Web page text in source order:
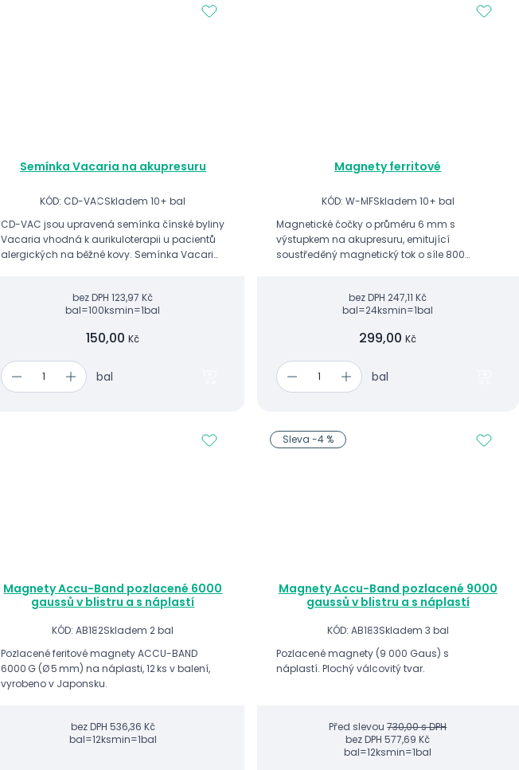
Semínka Vacaria na akupresuru
KÓD: CD-VACSkladem 10+ bal
CD-VAC jsou upravená semínka čínské byliny
Vacaria vhodná k aurikuloterapii u pacientů
alergických na běžné kovy. Semínka Vacaria
bez DPH 123,97 Kč
bal=100ksmin=1bal
150,00Kč
bal
Magnety ferritové
KÓD: W-MFSkladem 10+ bal
Magnetické čočky o průměru 6 mm s
výstupkem na akupresuru, emitující
soustředěný magnetický tok o síle 800
bez DPH 247,11 Kč
bal=24ksmin=1bal
299,00Kč
bal
Magnety Accu-Band pozlacené 6000
gaussů v blistru a s náplastí
KÓD: AB182Skladem 2 bal
Pozlacené feritové magnety ACCU-BAND
6000 G (Ø 5 mm) na náplasti, 12 ks v balení,
vyrobeno v Japonsku.
bez DPH 536,36 Kč
bal=12ksmin=1bal
Magnety Accu-Band pozlacené 9000
gaussů v blistru a s náplastí
KÓD: AB183Skladem 3 bal
Pozlacené magnety (9 000 Gaus) s
náplastí. Plochý válcovitý tvar.
Před slevou730,00 s DPH
bez DPH 577,69 Kč
bal=12ksmin=1bal
Sleva -4 %